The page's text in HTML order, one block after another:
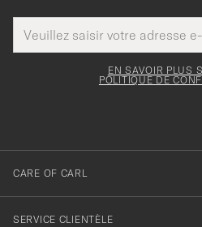
de
courrier
Merci
pour
EN SAVOIR PLUS
POLITIQUE DE
CARE OF CARL
SERVICE CLIENTÈLE